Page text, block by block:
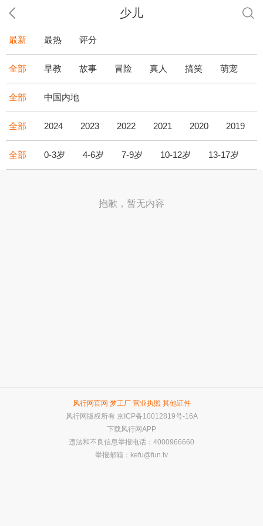
少儿
最新 最热 评分
全部 早教 故事 冒险 真人 搞笑 萌宠
全部 中国内地
全部 2024 2023 2022 2021 2020 2019
全部 0-3岁 4-6岁 7-9岁 10-12岁 13-17岁
抱歉，暂无内容
风行网官网 梦工厂 营业执照 其他证件
风行网版权所有 京ICP备10012819号-16A
下载风行网APP
违法和不良信息举报电话：4000966660
举报邮箱： kefu@fun.tv